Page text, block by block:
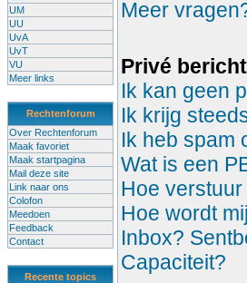
UM
UU
UvA
UvT
VU
Meer links
Rechtenforum
Over Rechtenforum
Maak favoriet
Maak startpagina
Mail deze site
Link naar ons
Colofon
Meedoen
Feedback
Contact
Recente topics
Meer
Privé
Ik kan geen
Ik krijg
Ik heb spam
Wat is een
Hoe
Hoe wordt
Inbox?
Capaciteit?